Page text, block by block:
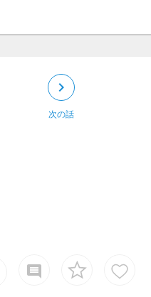
keyboard_arrow_right
次の話
insert_comment